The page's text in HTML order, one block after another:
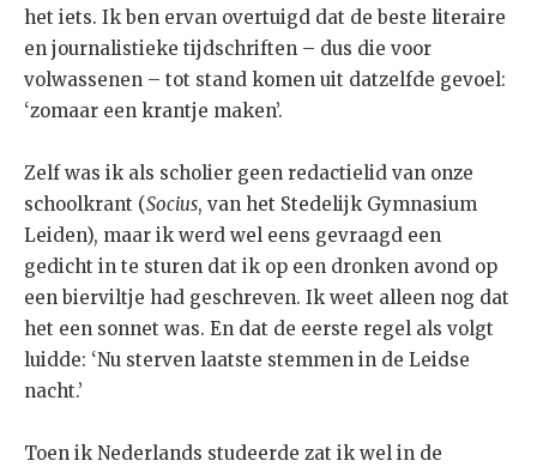
het iets. Ik ben ervan overtuigd dat de beste literaire
en journalistieke tijdschriften – dus die voor
volwassenen – tot stand komen uit datzelfde gevoel:
‘zomaar een krantje maken’.
Zelf was ik als scholier geen redactielid van onze
schoolkrant (Socius, van het Stedelijk Gymnasium
Leiden), maar ik werd wel eens gevraagd een
gedicht in te sturen dat ik op een dronken avond op
een bierviltje had geschreven. Ik weet alleen nog dat
het een sonnet was. En dat de eerste regel als volgt
luidde: ‘Nu sterven laatste stemmen in de Leidse
nacht.’
Toen ik Nederlands studeerde zat ik wel in de